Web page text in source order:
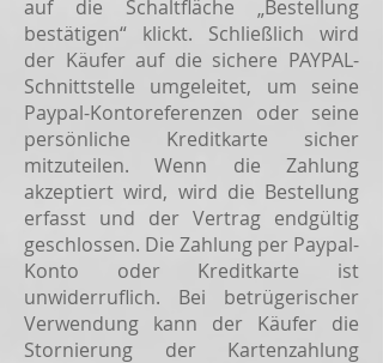
auf die Schaltfläche „Bestellung
bestätigen“ klickt. Schließlich wird
der Käufer auf die sichere PAYPAL-
Schnittstelle umgeleitet, um seine
Paypal-Kontoreferenzen oder seine
persönliche Kreditkarte sicher
mitzuteilen. Wenn die Zahlung
akzeptiert wird, wird die Bestellung
erfasst und der Vertrag endgültig
geschlossen. Die Zahlung per Paypal-
Konto oder Kreditkarte ist
unwiderruflich. Bei betrügerischer
Verwendung kann der Käufer die
Stornierung der Kartenzahlung